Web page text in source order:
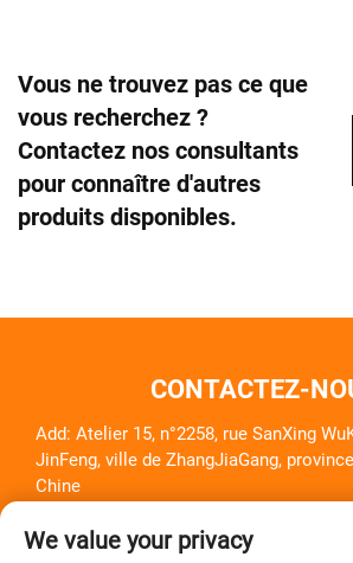
Vous ne trouvez pas ce que
vous recherchez ?
Contactez nos consultants
pour connaître d'autres
produits disponibles.
CONTACTEZ-
Add: Atelier 15, n°2258, rue SanXing
JinFeng, ville de ZhangJiaGang,
Chine
[email protected]
We value your privacy